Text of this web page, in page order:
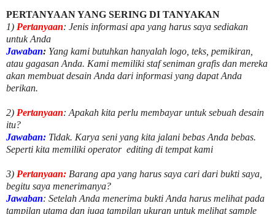
PERTANYAAN YANG SERING DI TANYAKAN
1) Pertanyaan: Jenis informasi apa yang harus saya sediakan
untuk Anda
Jawaban: Yang kami butuhkan hanyalah logo, teks, pemikiran,
atau gagasan Anda. Kami memiliki staf seniman grafis dan mereka
akan membuat desain Anda dari informasi yang dapat Anda
berikan.
2) Pertanyaan: Apakah kita perlu membayar untuksebuah desain
itu?
Jawaban: Tidak. Karya seni yang kita jalani bebas Anda bebas.
Seperti kita memiliki operator editing di tempat kami
3) Pertanyaan: Barang apa yang harus saya cari dari bukti saya,
begitu saya menerimanya?
Jawaban: Setelah Anda menerima bukti Anda harus melihat pada
tampilan utama dan juga tampilan ukuran untuk melihatsample